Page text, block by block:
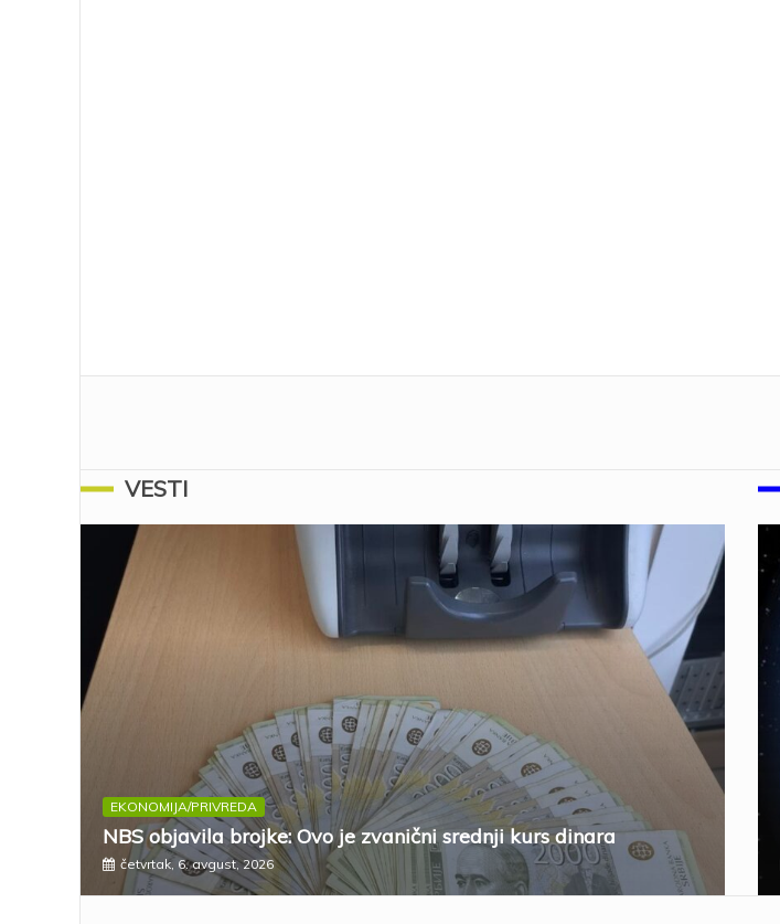
VESTI
EKONOMIJA/PRIVREDA
NBS objavila brojke: Ovo je zvanični srednji kurs dinara
četvrtak, 6. avgust, 2026